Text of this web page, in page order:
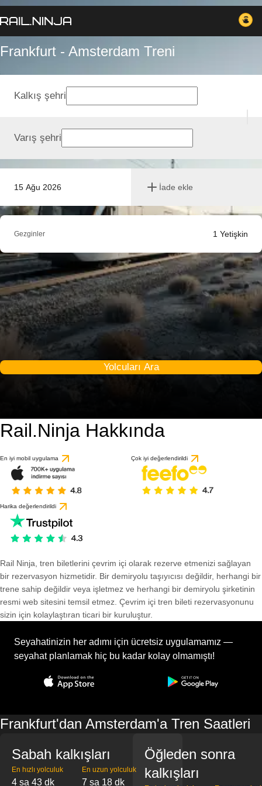
Frankfurt - Amsterdam Treni
15 Ağu 2026 İade ekle
Kalkış şehri
Varış şehri
Gezginler 1 Yetişkin
Yolcuları Ara
Rail.Ninja Hakkında
En iyi mobil uygulama Çok iyi değerlendirildi
Harika değerlendirildi
Rail Ninja, tren biletlerini çevrim içi olarak rezerve etmenizi sağlayan
bir rezervasyon hizmetidir. Bir demiryolu taşıyıcısı değildir, herhangi bir
trene sahip değildir veya işletmez ve herhangi bir demiryolu şirketinin
resmi web sitesini temsil etmez. Çevrim içi tren bileti rezervasyonunu
sizin için kolaylaştıran ticari bir kuruluştur.
Seyahatinizin her adımı için ücretsiz uygulamamız —
seyahat planlamak hiç bu kadar kolay olmamıştı!
Frankfurt'dan Amsterdam'a Tren Saatleri
Sabah kalkışları
En hızlı yolculuk
4 sa 43 dk
En uzun yolculuk
7 sa 18 dk
Öğleden sonra
kalkışları